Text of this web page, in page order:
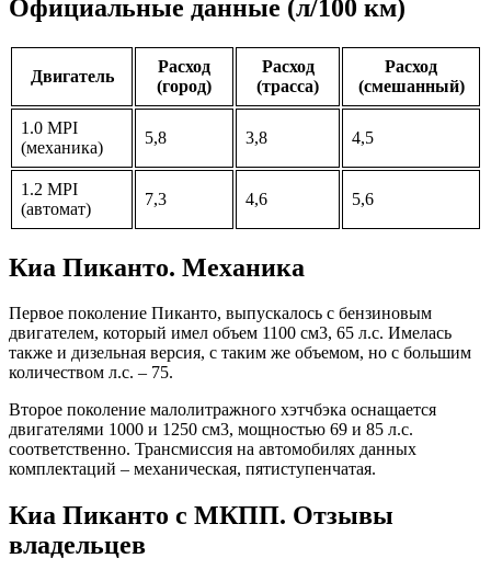
Официальные данные (л/100 км)
Двигатель
Расход
(город)
Расход
(трасса)
Расход
(смешанный)
1.0 MPI
(механика)
5,8 3,8 4,5
1.2 MPI
(автомат)
7,3 4,6 5,6
Киа Пиканто. Механика
Первое поколение Пиканто, выпускалось с бензиновым
двигателем, который имел объем 1100 см3, 65 л.с. Имелась
также и дизельная версия, с таким же объемом, но с большим
количеством л.с. – 75.
Второе поколение малолитражного хэтчбэка оснащается
двигателями 1000 и 1250 см3, мощностью 69 и 85 л.с.
соответственно. Трансмиссия на автомобилях данных
комплектаций – механическая, пятиступенчатая.
Киа Пиканто с МКПП. Отзывы
владельцев